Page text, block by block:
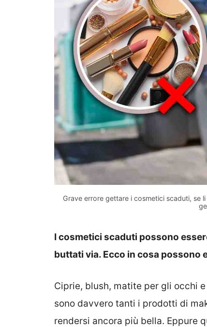
Grave errore gettare i cosmetici scaduti, se
I cosmetici scaduti possono
buttati via. Ecco in cosa possono
Ciprie, blush, matite per gli occhi
sono davvero tanti i prodotti di
rendersi ancora più bella. Eppure